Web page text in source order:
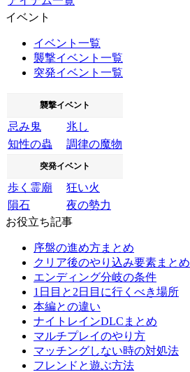
イベント
イベント一覧
襲撃イベント一覧
突発イベント一覧
襲撃イベント
忌み鬼
兆し
知性の蟲
調律の魔物
突発イベント
歩く霊廟
狂い火
隕石
夜の勢力
お役立ち記事
序盤の進め方まとめ
クリア後のやり込み要素まとめ
エンディング分岐の条件
1日目と2日目に行くべき場所
本編との違い
ナイトレインDLCまとめ
マルチプレイのやり方
マッチングしない時の対処法
フレンドと遊ぶ方法